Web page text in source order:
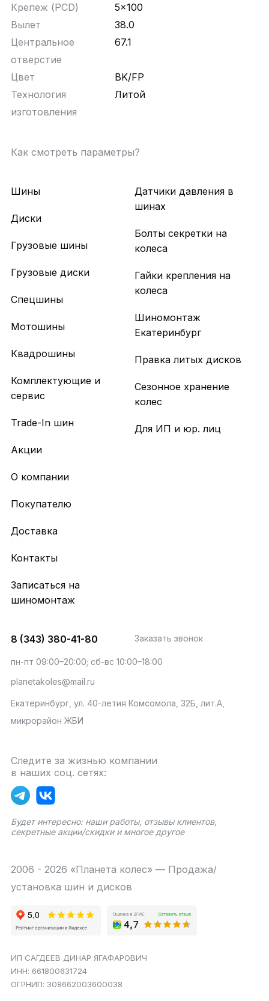
Крепеж (PCD)
5x100
Вылет
38.0
Центральное
отверстие
67.1
Цвет
BK/FP
Технология
изготовления
Литой
Как смотреть параметры?
Шины
Диски
Грузовые шины
Грузовые диски
Спецшины
Мотошины
Квадрошины
Комплектующие и
сервис
Trade-In шин
Акции
Датчики давления в
шинах
Болты секретки на
колеса
Гайки крепления на
колеса
Шиномонтаж
Екатеринбург
Правка литых дисков
Сезонное хранение
колес
Для ИП и юр. лиц
О компании
Покупателю
Доставка
Контакты
Записаться на
шиномонтаж
8 (343) 380-41-80 Заказать звонок
пн-пт 09:00–20:00; сб-вс 10:00–18:00
planetakoles@mail.ru
Екатеринбург, ул. 40-летия Комсомола, 32Б, лит.А,
микрорайон ЖБИ
Следите за жизнью компании
в наших соц. сетях:
Будет интересно: наши работы, отзывы клиентов,
секретные акции/скидки и многое другое
2006 - 2026 «Планета колес» — Продажа/
установка шин и дисков
ИП САГДЕЕВ ДИНАР ЯГАФАРОВИЧ
ИНН: 661800631724
ОГРНИП: 308662003600038